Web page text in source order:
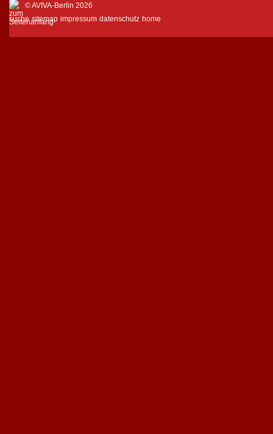
© AVIVA-Berlin 2026
suche sitemap impressum datenschutz home